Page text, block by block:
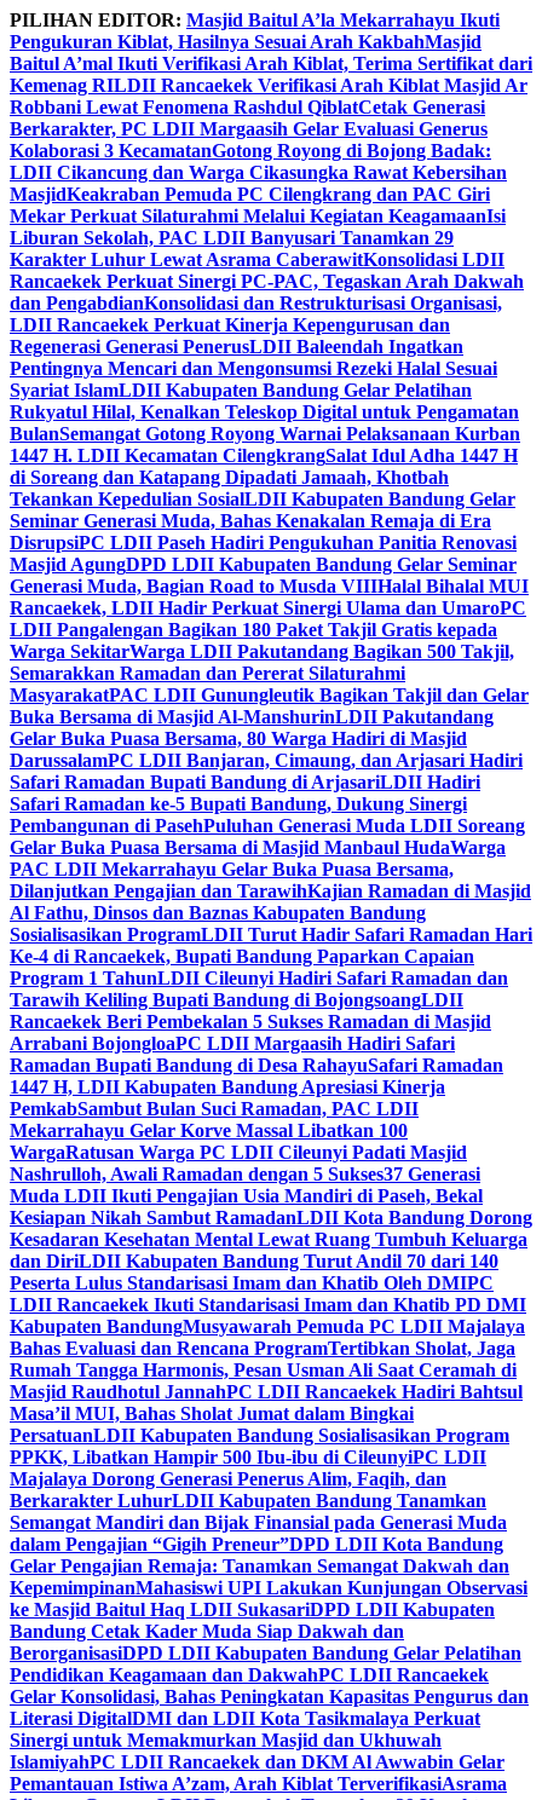
Skip
to
content
PILIHAN EDITOR: Masjid Baitul A’la Mekarrahayu Ikuti
Pengukuran Kiblat, Hasilnya Sesuai Arah KakbahMasjid
Baitul A’mal Ikuti Verifikasi Arah Kiblat, Terima Sertifikat dari
Kemenag RILDII Rancaekek Verifikasi Arah Kiblat Masjid Ar
Robbani Lewat Fenomena Rashdul QiblatCetak Generasi
Berkarakter, PC LDII Margaasih Gelar Evaluasi Generus
Kolaborasi 3 KecamatanGotong Royong di Bojong Badak:
LDII Cikancung dan Warga Cikasungka Rawat Kebersihan
MasjidKeakraban Pemuda PC Cilengkrang dan PAC Giri
Mekar Perkuat Silaturahmi Melalui Kegiatan KeagamaanIsi
Liburan Sekolah, PAC LDII Banyusari Tanamkan 29
Karakter Luhur Lewat Asrama CaberawitKonsolidasi LDII
Rancaekek Perkuat Sinergi PC-PAC, Tegaskan Arah Dakwah
dan PengabdianKonsolidasi dan Restrukturisasi Organisasi,
LDII Rancaekek Perkuat Kinerja Kepengurusan dan
Regenerasi Generasi PenerusLDII Baleendah Ingatkan
Pentingnya Mencari dan Mengonsumsi Rezeki Halal Sesuai
Syariat IslamLDII Kabupaten Bandung Gelar Pelatihan
Rukyatul Hilal, Kenalkan Teleskop Digital untuk Pengamatan
BulanSemangat Gotong Royong Warnai Pelaksanaan Kurban
1447 H. LDII Kecamatan CilengkrangSalat Idul Adha 1447 H
di Soreang dan Katapang Dipadati Jamaah, Khotbah
Tekankan Kepedulian SosialLDII Kabupaten Bandung Gelar
Seminar Generasi Muda, Bahas Kenakalan Remaja di Era
DisrupsiPC LDII Paseh Hadiri Pengukuhan Panitia Renovasi
Masjid AgungDPD LDII Kabupaten Bandung Gelar Seminar
Generasi Muda, Bagian Road to Musda VIIIHalal Bihalal MUI
Rancaekek, LDII Hadir Perkuat Sinergi Ulama dan UmaroPC
LDII Pangalengan Bagikan 180 Paket Takjil Gratis kepada
Warga SekitarWarga LDII Pakutandang Bagikan 500 Takjil,
Semarakkan Ramadan dan Pererat Silaturahmi
MasyarakatPAC LDII Gunungleutik Bagikan Takjil dan Gelar
Buka Bersama di Masjid Al-ManshurinLDII Pakutandang
Gelar Buka Puasa Bersama, 80 Warga Hadiri di Masjid
DarussalamPC LDII Banjaran, Cimaung, dan Arjasari Hadiri
Safari Ramadan Bupati Bandung di ArjasariLDII Hadiri
Safari Ramadan ke-5 Bupati Bandung, Dukung Sinergi
Pembangunan di PasehPuluhan Generasi Muda LDII Soreang
Gelar Buka Puasa Bersama di Masjid Manbaul HudaWarga
PAC LDII Mekarrahayu Gelar Buka Puasa Bersama,
Dilanjutkan Pengajian dan TarawihKajian Ramadan di Masjid
Al Fathu, Dinsos dan Baznas Kabupaten Bandung
Sosialisasikan ProgramLDII Turut Hadir Safari Ramadan Hari
Ke-4 di Rancaekek, Bupati Bandung Paparkan Capaian
Program 1 TahunLDII Cileunyi Hadiri Safari Ramadan dan
Tarawih Keliling Bupati Bandung di BojongsoangLDII
Rancaekek Beri Pembekalan 5 Sukses Ramadan di Masjid
Arrabani BojongloaPC LDII Margaasih Hadiri Safari
Ramadan Bupati Bandung di Desa RahayuSafari Ramadan
1447 H, LDII Kabupaten Bandung Apresiasi Kinerja
PemkabSambut Bulan Suci Ramadan, PAC LDII
Mekarrahayu Gelar Korve Massal Libatkan 100
WargaRatusan Warga PC LDII Cileunyi Padati Masjid
Nashrulloh, Awali Ramadan dengan 5 Sukses37 Generasi
Muda LDII Ikuti Pengajian Usia Mandiri di Paseh, Bekal
Kesiapan Nikah Sambut RamadanLDII Kota Bandung Dorong
Kesadaran Kesehatan Mental Lewat Ruang Tumbuh Keluarga
dan DiriLDII Kabupaten Bandung Turut Andil 70 dari 140
Peserta Lulus Standarisasi Imam dan Khatib Oleh DMIPC
LDII Rancaekek Ikuti Standarisasi Imam dan Khatib PD DMI
Kabupaten BandungMusyawarah Pemuda PC LDII Majalaya
Bahas Evaluasi dan Rencana ProgramTertibkan Sholat, Jaga
Rumah Tangga Harmonis, Pesan Usman Ali Saat Ceramah di
Masjid Raudhotul JannahPC LDII Rancaekek Hadiri Bahtsul
Masa’il MUI, Bahas Sholat Jumat dalam Bingkai
PersatuanLDII Kabupaten Bandung Sosialisasikan Program
PPKK, Libatkan Hampir 500 Ibu-ibu di CileunyiPC LDII
Majalaya Dorong Generasi Penerus Alim, Faqih, dan
Berkarakter LuhurLDII Kabupaten Bandung Tanamkan
Semangat Mandiri dan Bijak Finansial pada Generasi Muda
dalam Pengajian “Gigih Preneur”DPD LDII Kota Bandung
Gelar Pengajian Remaja: Tanamkan Semangat Dakwah dan
KepemimpinanMahasiswi UPI Lakukan Kunjungan Observasi
ke Masjid Baitul Haq LDII SukasariDPD LDII Kabupaten
Bandung Cetak Kader Muda Siap Dakwah dan
BerorganisasiDPD LDII Kabupaten Bandung Gelar Pelatihan
Pendidikan Keagamaan dan DakwahPC LDII Rancaekek
Gelar Konsolidasi, Bahas Peningkatan Kapasitas Pengurus dan
Literasi DigitalDMI dan LDII Kota Tasikmalaya Perkuat
Sinergi untuk Memakmurkan Masjid dan Ukhuwah
IslamiyahPC LDII Rancaekek dan DKM Al Awwabin Gelar
Pemantauan Istiwa A’zam, Arah Kiblat TerverifikasiAsrama